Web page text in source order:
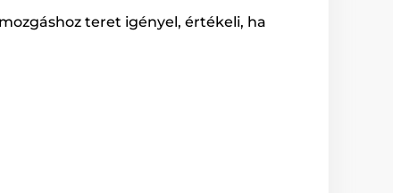
teret igényel, értékeli, ha